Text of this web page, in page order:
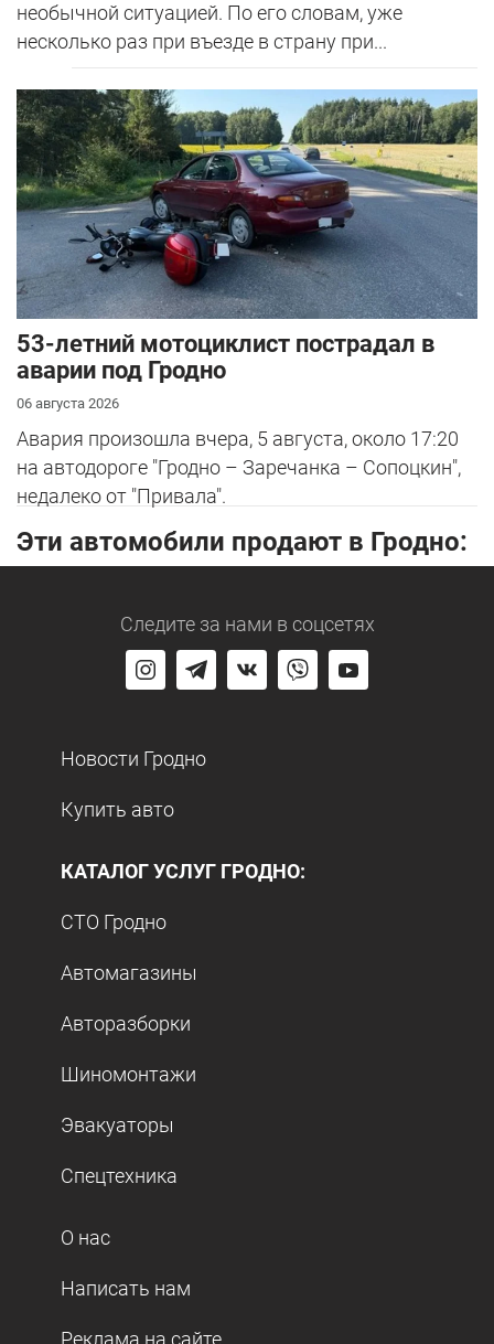
необычной ситуацией. По его словам, уже
несколько раз при въезде в страну при...
53-летний мотоциклист пострадал в
аварии под Гродно
06 августа 2026
Авария произошла вчера, 5 августа, около 17:20
на автодороге "Гродно – Заречанка – Сопоцкин",
недалеко от "Привала".
Эти автомобили продают в Гродно:
Следите за нами в соцсетях
Новости Гродно
Купить авто
КАТАЛОГ УСЛУГ ГРОДНО:
СТО Гродно
Автомагазины
Авторазборки
Шиномонтажи
Эвакуаторы
Спецтехника
О нас
Написать нам